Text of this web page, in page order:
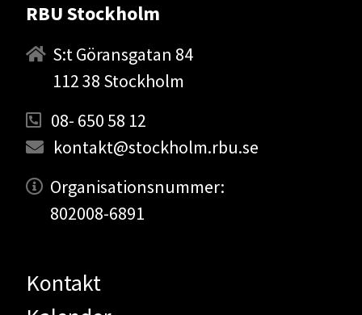
RBU Stockholm
S:t Göransgatan 84
112 38 Stockholm
08- 650 58 12
kontakt@stockholm.rbu.se
Organisationsnummer:
802008-6891
Kontakt